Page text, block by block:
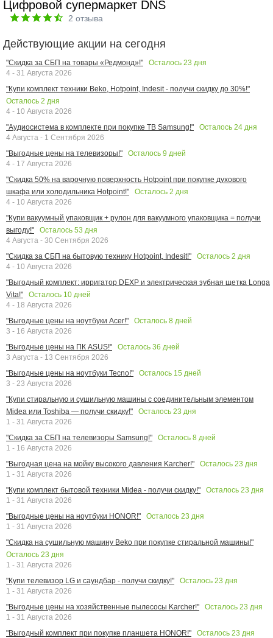
Цифровой супермаркет DNS
2 отзыва
Действующие акции на сегодня
"Скидка за СБП на товары «Редмонд»!" Осталось 23 дня
4 - 31 Августа 2026
"Купи комплект техники Beko, Hotpoint, Indesit - получи скидку до 30%!"
Осталось 2 дня
4 - 10 Августа 2026
"Аудиосистема в комплекте при покупке ТВ Samsung!"
Осталось 24 дня
4 Августа - 1 Сентября 2026
"Выгодные цены на телевизоры!"
Осталось 9 дней
4 - 17 Августа 2026
"Скидка 50% на варочную поверхность Hotpoint при покупке духового
шкафа или холодильника Hotpoint!"
Осталось 2 дня
4 - 10 Августа 2026
"Купи вакуумный упаковщик + рулон для вакуумного упаковщика = получи
выгоду!"
Осталось 53 дня
4 Августа - 30 Сентября 2026
"Скидка за СБП на бытовую технику Hotpoint, Indesit!"
Осталось 2 дня
4 - 10 Августа 2026
"Выгодный комплект: ирригатор DEXP и электрическая зубная щетка Longa
Vita!"
Осталось 10 дней
4 - 18 Августа 2026
"Выгодные цены на ноутбуки Acer!"
Осталось 8 дней
3 - 16 Августа 2026
"Выгодные цены на ПК ASUS!"
Осталось 36 дней
3 Августа - 13 Сентября 2026
"Выгодные цены на ноутбуки Tecno!"
Осталось 15 дней
3 - 23 Августа 2026
"Купи стиральную и сушильную машины с соединительным элементом
Midea или Toshiba — получи скидку!"
Осталось 23 дня
1 - 31 Августа 2026
"Скидка за СБП на телевизоры Samsung!"
Осталось 8 дней
1 - 16 Августа 2026
"Выгодная цена на мойку высокого давления Karcher!"
Осталось 23 дня
1 - 31 Августа 2026
"Купи комплект бытовой техники Midea - получи скидку!"
Осталось 23 дня
1 - 31 Августа 2026
"Выгодные цены на ноутбуки HONOR!"
Осталось 23 дня
1 - 31 Августа 2026
"Скидка на сушильную машину Beko при покупке стиральной машины!"
Осталось 23 дня
1 - 31 Августа 2026
"Купи телевизор LG и саундбар - получи скидку!"
Осталось 23 дня
1 - 31 Августа 2026
"Выгодные цены на хозяйственные пылесосы Karcher!"
Осталось 23 дня
1 - 31 Августа 2026
"Выгодный комплект при покупке планшета HONOR!"
Осталось 23 дня